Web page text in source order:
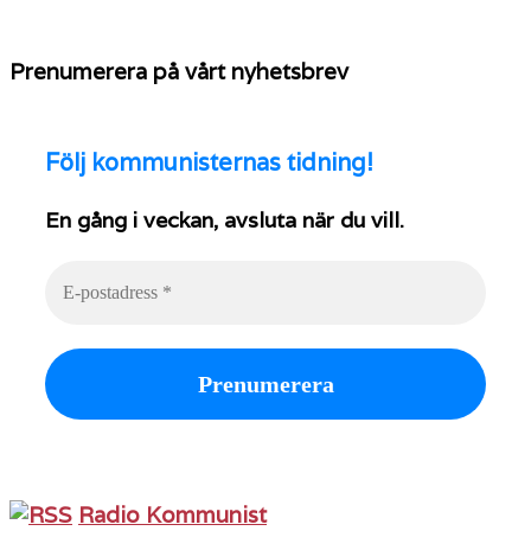
Prenumerera på vårt nyhetsbrev
Följ kommunisternas tidning!
En gång i veckan, avsluta när du vill.
Radio Kommunist